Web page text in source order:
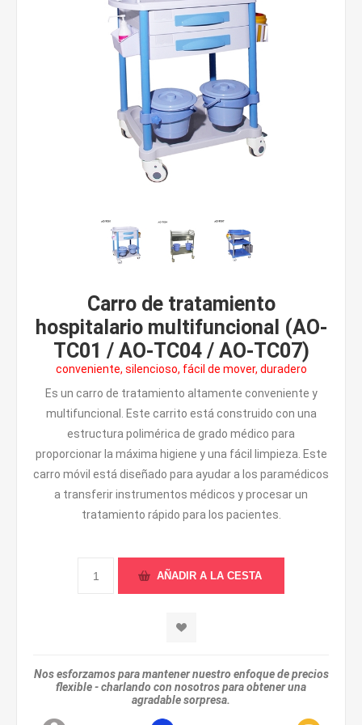
Carro de tratamiento
hospitalario multifuncional (AO-
TC01 / AO-TC04 / AO-TC07)
conveniente, silencioso, fácil de mover, duradero
Es un carro de tratamiento altamente conveniente y
multifuncional. Este carrito está construido con una
estructura polimérica de grado médico para
proporcionar la máxima higiene y una fácil limpieza. Este
carro móvil está diseñado para ayudar a los paramédicos
a transferir instrumentos médicos y procesar un
tratamiento rápido para los pacientes.
Nos esforzamos para mantener nuestro enfoque de precios
flexible - charlando con nosotros para obtener una
agradable sorpresa.